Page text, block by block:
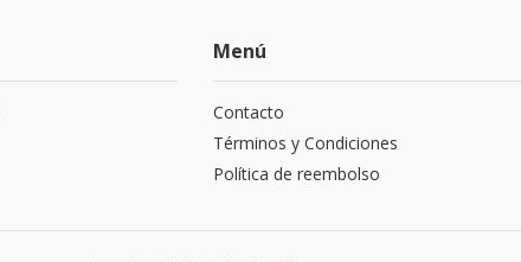
Menú
Contacto
Términos y Condiciones
Política de reembolso